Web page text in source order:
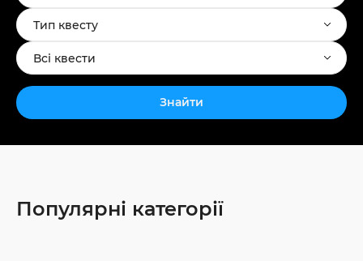
Тип квесту
Всі квести
Знайти
Популярні категорії